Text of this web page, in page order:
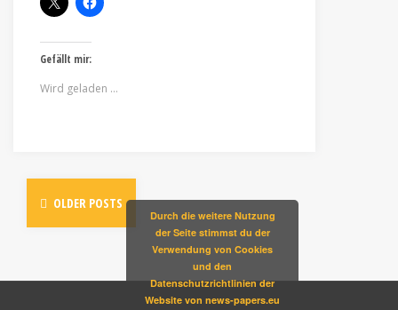
Gefällt mir:
Wird geladen …
OLDER POSTS
Durch die weitere Nutzung
der Seite stimmst du der
Verwendung von Cookies
und den
Datenschutzrichtlinien der
Website von news-papers.eu